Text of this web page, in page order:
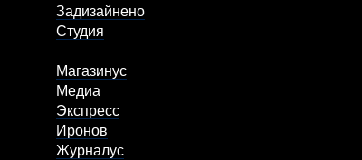
Задизайнено
Студия
Магазинус
Медиа
Экспресс
Иронов
Журналус